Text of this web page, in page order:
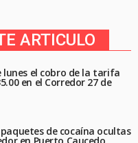
ARTICULO
lunes el cobro de la tarifa
en el Corredor 27 de
de cocaína ocultas
en Puerto Caucedo